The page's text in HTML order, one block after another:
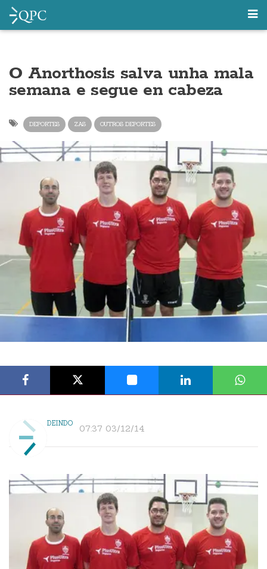
O Anorthosis salva unha mala
semana e segue en cabeza
DEPORTES ZAS OUTROS DEPORTES
DEINDO 07:37 03/12/14